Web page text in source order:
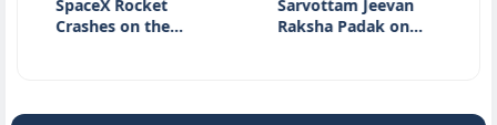
SpaceX Rocket
Crashes on the…
Sarvottam Jeevan
Raksha Padak on…